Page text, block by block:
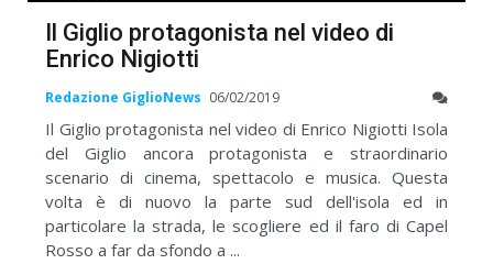
Il Giglio protagonista nel video di
Enrico Nigiotti
Redazione GiglioNews 06/02/2019
Il Giglio protagonista nel video di Enrico Nigiotti Isola
del Giglio ancora protagonista e straordinario
scenario di cinema, spettacolo e musica. Questa
volta è di nuovo la parte sud dell'isola ed in
particolare la strada, le scogliere ed il faro di Capel
Rosso a far da sfondo a ...